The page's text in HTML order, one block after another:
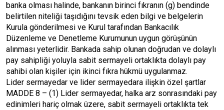
banka olması halinde, bankanın birinci fıkranın (g) bendinde
belirtilen niteliği taşıdığını tevsik eden bilgi ve belgelerin
Kurula gönderilmesi ve Kurul tarafından Bankacılık
Düzenleme ve Denetleme Kurumunun uygun görüşünün
alınması yeterlidir. Bankada sahip olunan doğrudan ve dolaylı
pay sahipliği yoluyla sabit sermayeli ortaklıkta dolaylı pay
sahibi olan kişiler için ikinci fıkra hükmü uygulanmaz.
Lider sermayedar ve lider sermayedara ilişkin özel şartlar
MADDE 8 – (1) Lider sermayedar, halka arz sonrasındaki pay
edinimleri hariç olmak üzere, sabit sermayeli ortaklıkta tek